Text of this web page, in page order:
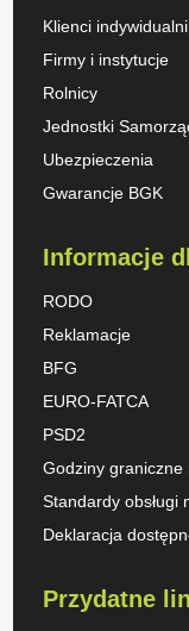
Klienci indywidualni
Firmy i instytucje
Rolnicy
Jednostki
Ubezpieczenia
Gwarancje BGK
Informacje
RODO
Reklamacje
BFG
EURO-FATCA
PSD2
Godziny graniczne
Standardy obsługi
Deklaracja
Przydatne